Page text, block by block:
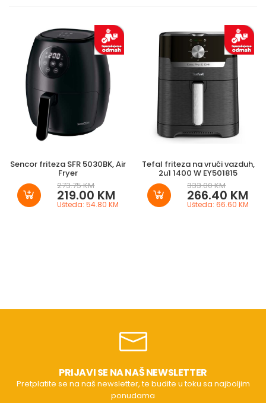
Sencor friteza SFR 5030BK, Air
Fryer
273.75 KM
219.00 KM
Ušteda: 54.80 KM
Tefal friteza na vrući vazduh,
2u1 1400 W EY501815
333.00 KM
266.40 KM
Ušteda: 66.60 KM
PRIJAVI SE NA NAŠ NEWSLETTER
Pretplatite se na naš newsletter, te budite u toku sa najboljim
ponudama